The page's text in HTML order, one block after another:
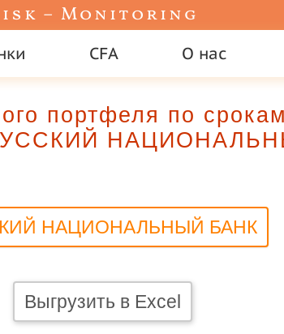
– Monitoring
CFA О нас
портфеля по
НАЦИОНАЛЬНЫЙ БАНК
Выгрузить в Excel